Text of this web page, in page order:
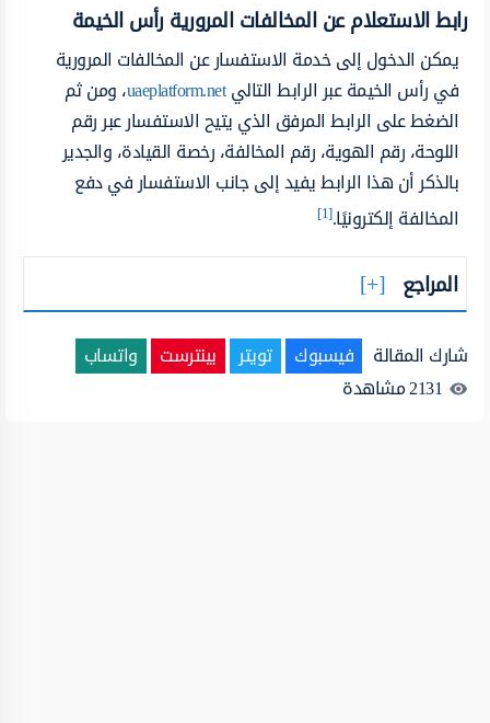
رابط الاستعلام عن المخالفات المرورية رأس الخيمة
يمكن الدخول إلى خدمة الاستفسار عن المخالفات المرورية
في رأس الخيمة عبر الرابط التاليuaeplatform.net، ومن ثم
الضغط على الرابط المرفق الذي يتيح الاستفسار عبر رقم
اللوحة، رقم الهوية، رقم المخالفة، رخصة القيادة، والجدير
بالذكر أن هذا الرابط يفيد إلى جانب الاستفسار في دفع
المخالفة إلكترونيًا.[1]
المراجع
شارك المقالة فيسبوك تويتر بينترست
واتساب
2131مشاهدة